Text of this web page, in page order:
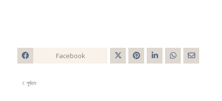
Facebook
পূর্বতন